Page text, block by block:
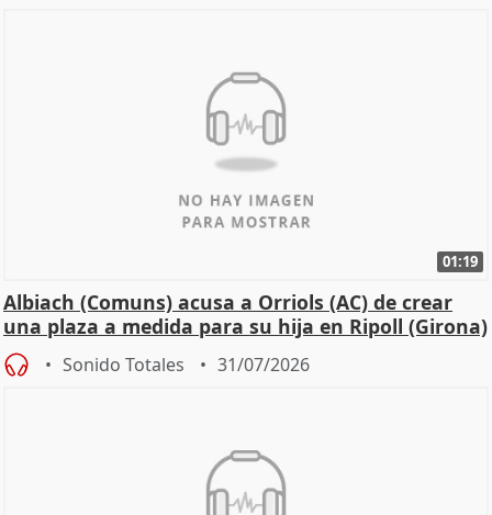
01:19
Albiach (Comuns) acusa a Orriols (AC) de crear
una plaza a medida para su hija en Ripoll (Girona)
Sonido Totales 31/07/2026